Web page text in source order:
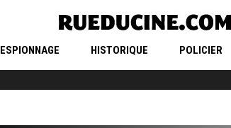
ESPIONNAGE HISTORIQUE POLICIER